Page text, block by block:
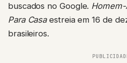
buscados no Google.
Para Casaestreia em 16 de
brasileiros.